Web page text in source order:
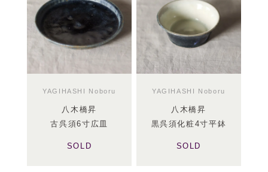
YAGIHASHI Noboru
八木橋昇
古呉須6寸広皿
SOLD
YAGIHASHI Noboru
八木橋昇
黒呉須化粧4寸平鉢
SOLD